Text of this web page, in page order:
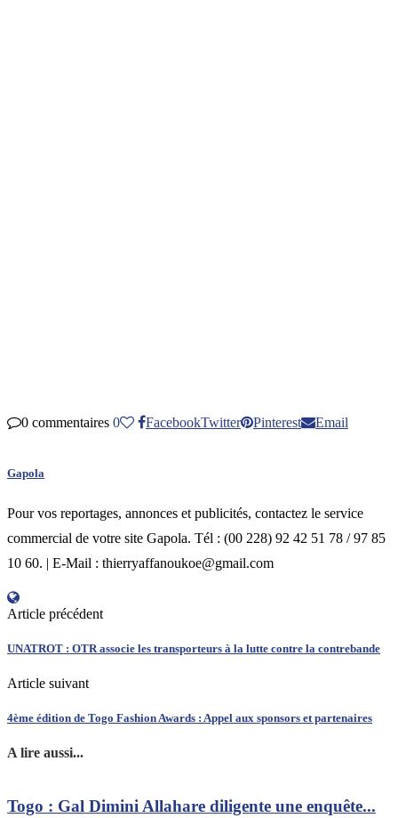
0 commentaires 0 FacebookTwitter Pinterest Email
Gapola
Pour vos reportages, annonces et publicités, contactez le service
commercial de votre site Gapola. Tél : (00 228) 92 42 51 78 / 97 85
10 60. | E-Mail : thierryaffanoukoe@gmail.com
Article précédent
UNATROT : OTR associe les transporteurs à la lutte contre la contrebande
Article suivant
4ème édition de Togo Fashion Awards : Appel aux sponsors et partenaires
A lire aussi...
Togo : Gal Dimini Allahare diligente une enquête...